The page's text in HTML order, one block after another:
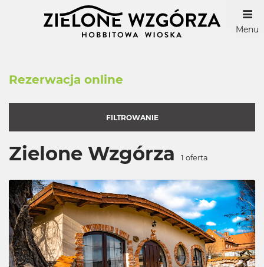
Menu
Rezerwacja online
FILTROWANIE
Zielone Wzgórza 1 oferta